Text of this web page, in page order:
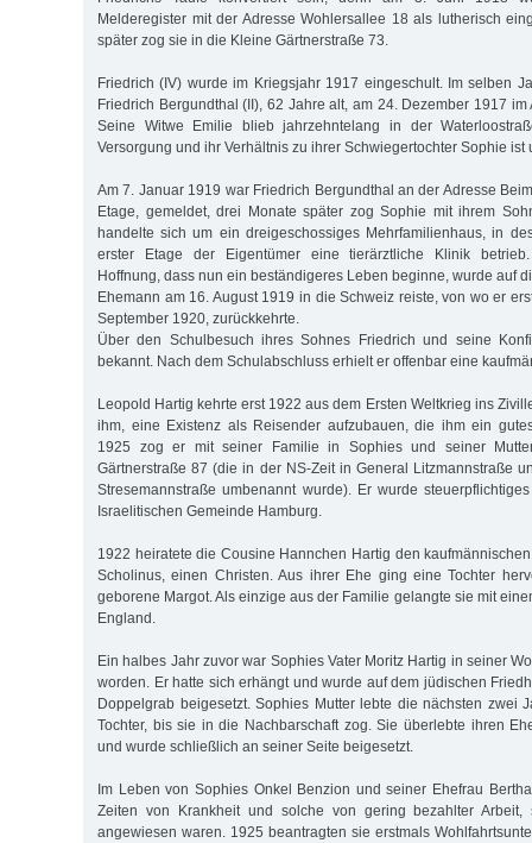
Melderegister mit der Adresse Wohlersallee 18 als lutherisch
später zog sie in die Kleine Gärtnerstraße 73.
Friedrich (IV) wurde im Kriegsjahr 1917 eingeschult. Im selben
Friedrich Bergundthal (II), 62 Jahre alt, am 24. Dezember 1917
Seine Witwe Emilie blieb jahrzehntelang in der
Versorgung und ihr Verhältnis zu ihrer Schwiegertochter Sophie ist
Am 7. Januar 1919 war Friedrich Bergundthal an der Adresse
Etage, gemeldet, drei Monate später zog Sophie mit ihrem
handelte sich um ein dreigeschossiges Mehrfamilienhaus, in
erster Etage der Eigentümer eine tierärztliche Klinik
Hoffnung, dass nun ein beständigeres Leben beginne, wurde auf
Ehemann am 16. August 1919 in die Schweiz reiste, von wo er
September 1920, zurückkehrte.
Über den Schulbesuch ihres Sohnes Friedrich und seine
bekannt. Nach dem Schulabschluss erhielt er offenbar eine
Leopold Hartig kehrte erst 1922 aus dem Ersten Weltkrieg ins
ihm, eine Existenz als Reisender aufzubauen, die ihm ein
1925 zog er mit seiner Familie in Sophies und seiner
Gärtnerstraße 87 (die in der NS-Zeit in General Litzmannstraße
Stresemannstraße umbenannt wurde). Er wurde
Israelitischen Gemeinde Hamburg.
1922 heiratete die Cousine Hannchen Hartig den
Scholinus, einen Christen. Aus ihrer Ehe ging eine Tochter
geborene Margot. Als einzige aus der Familie gelangte sie mit
England.
Ein halbes Jahr zuvor war Sophies Vater Moritz Hartig in seiner
worden. Er hatte sich erhängt und wurde auf dem jüdischen
Doppelgrab beigesetzt. Sophies Mutter lebte die nächsten zwei
Tochter, bis sie in die Nachbarschaft zog. Sie überlebte ihren
und wurde schließlich an seiner Seite beigesetzt.
Im Leben von Sophies Onkel Benzion und seiner Ehefrau
Zeiten von Krankheit und solche von gering bezahlter
angewiesen waren. 1925 beantragten sie erstmals